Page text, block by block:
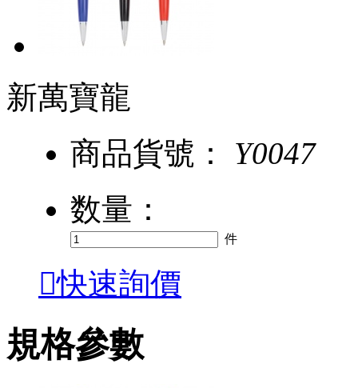
新萬寶龍
商品貨號：
Y0047
数量：
件
快速詢價
規格參數